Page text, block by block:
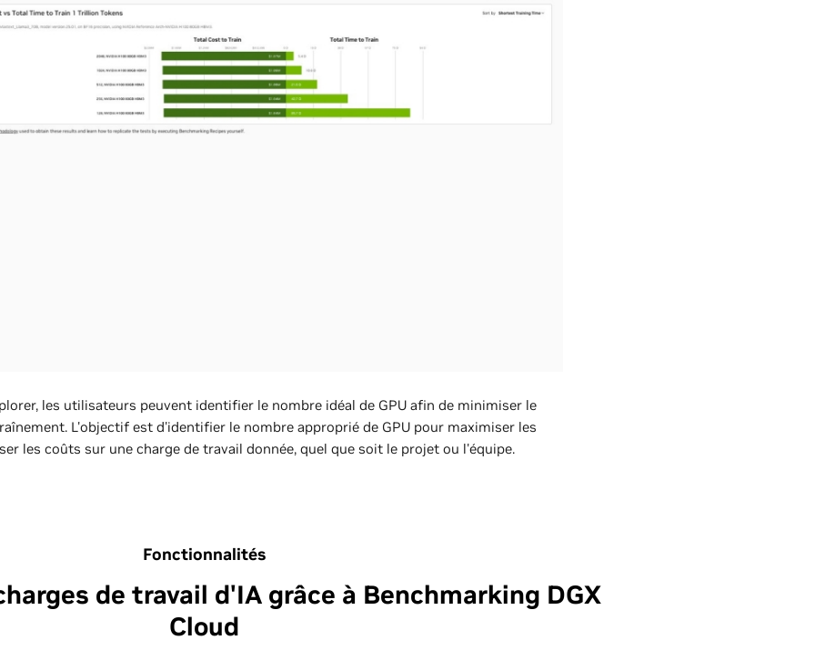
les utilisateurs peuvent identifier le nombre idéal de GPU afin de minimiser le
L'objectif est d'identifier le nombre approprié de GPU pour maximiser les
les coûts sur une charge de travail donnée, quel que soit le projet ou l'équipe.
Fonctionnalités
de travail d'IA grâce à Benchmarking DGX
Cloud